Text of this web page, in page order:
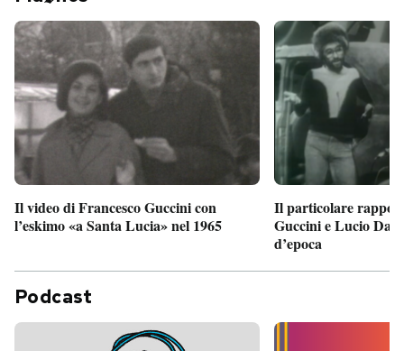
Il video di Francesco Guccini con
l’eskimo «a Santa Lucia» nel 1965
Il particolare
Guccini e Lucio
d’epoca
Podcast